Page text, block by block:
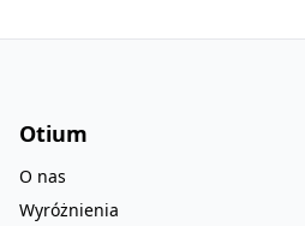
Otium
O nas
Wyróżnienia